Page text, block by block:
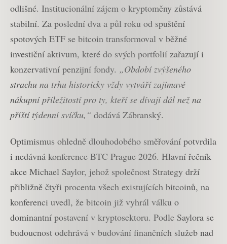
odlišné. Institucionální zájem o kryptoměny zůstává
stabilní. Za poslední dva a půl roku od spuštění
spotových ETF se bitcoin transformoval v běžné
investiční aktivum, které do svých portfolií zařazují i
konzervativní penzijní fondy. „Období zvýšeného
strachu na trhu historicky vždy vytváří zajímavé
nákupní příležitostí pro ty, kteří se dívají dál než na
příští týdenní svíčku,“ dodává Zábranský.
Optimismus ohledně dlouhodobého směřování potvrdila
i nedávná konference BTC Prague 2026. Hlavní řečník
akce Michael Saylor, jehož společnost Strategy drží
přibližně čtyři procenta všech existujících bitcoinů, na
konferenci uvedl, že bitcoin již vyhrál válku o
dominantní postavení v kryptosektoru. Podle Saylora se
budoucnost odehrává v budování finančních služeb nad